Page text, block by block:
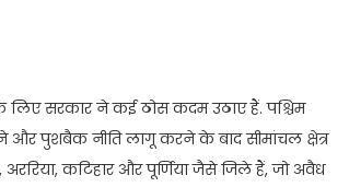
लिए सरकार ने कई ठोस कदम उठाए हैं. पश्चिम
और पुशबैक नीति लागू करने के बाद सीमांचल क्षेत्र
कटिहार और पूर्णिया जैसे जिले हैं, जो अवैध